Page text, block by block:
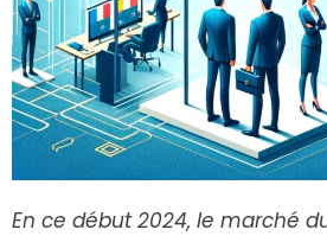
En ce début 2024, le marché